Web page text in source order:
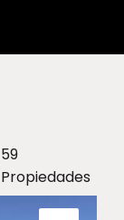
59
Propiedades